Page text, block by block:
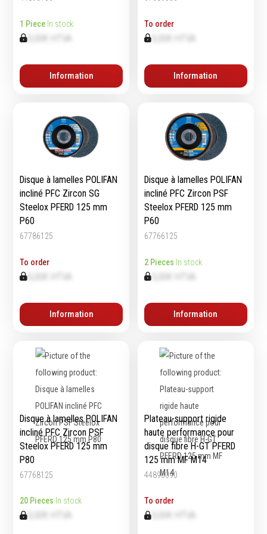
Equipement
Levage & transport
haute température
Etaux
Mobilier & rangement
Travail du tube
Nettoyage & entretien
Equipement electrique
Tuyauterie et hydraulique
pneumatique
Echelles & Escabeaux
1 Piece In stock
0,00€ HTVA
Information
To order
Information
Disque à lamelles POLIFAN
incliné PFC Zircon SG
Steelox PFERD 125 mm
P60
67786125
To order
0,00€ HTVA
Information
Disque à lamelles POLIFAN
incliné PFC Zircon PSF
Steelox PFERD 125 mm
P60
67766125
2 Pieces In stock
Information
Disque à lamelles POLIFAN
incliné PFC Zircon PSF
Steelox PFERD 125 mm
P80
67768125
20 Pieces In stock
0,00€ HTVA
Plateau-support rigide
haute performance pour
disque fibre H-GT PFERD
125 mm MF M14
44890090
To order